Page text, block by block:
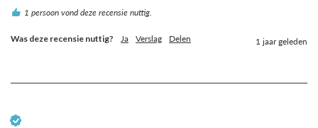
1 persoon vond deze recensie nuttig.
Was deze recensie nuttig? Ja Verslag Delen 1 jaar geleden